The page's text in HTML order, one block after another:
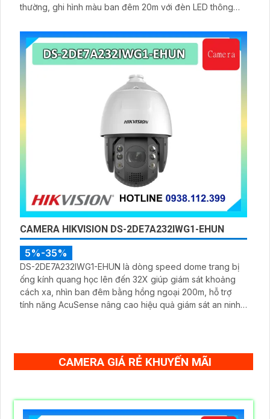
thường, ghi hình màu ban đêm 20m với đèn LED thông
dụng DMSS,
CAMERA HIKVISION DS-2DE7A232IWG1-EHUN
5%-35%
DS-2DE7A232IWG1-EHUN là dòng speed dome trang bị
ống kính quang học lên đến 32X giúp giám sát khoảng
cách xa, nhìn ban đêm bằng hồng ngoại 200m, hỗ trợ
tính năng AcuSense nâng cao hiệu quả giám sát an ninh,
CAMERA GIÁ RẺ KHUYẾN MÃI